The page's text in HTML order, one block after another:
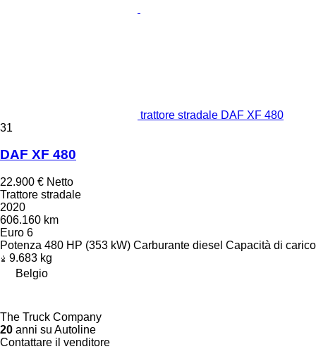
trattore stradale DAF XF 480
31
DAF XF 480
22.900 € Netto
Trattore stradale
2020
606.160 km
Euro 6
Potenza 480 HP (353 kW) Carburante diesel Capacità di carico
9.683 kg
Belgio
The Truck Company
20 anni su Autoline
Contattare il venditore